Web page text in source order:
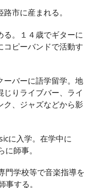
市に産まれる。
る。１４歳でギターに
コピーバンドで活動す
ーバーに語学留学。地
りライブバー、ライ
ク、ジャズなどから影
に入学。在学中に
師事。
門学校等で音楽指導を
する。